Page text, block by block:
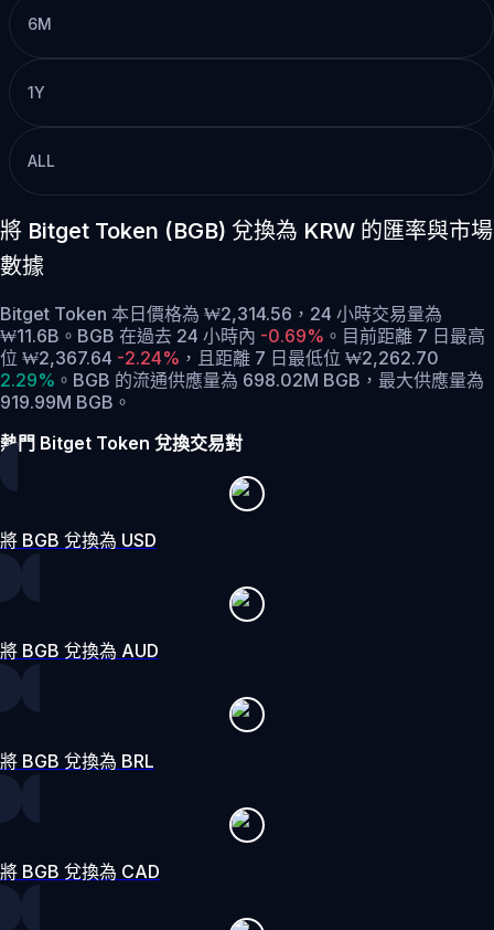
6M
1Y
ALL
將 Bitget Token (BGB) 兌換為 KRW 的匯率與市場
數據
Bitget Token 本日價格為 ₩2,314.56，24 小時交易量為
₩11.6B。BGB 在過去 24 小時內 -0.69% 。 目前距離 7 日最高
位 ₩2,367.64 -2.24% ， 且距離 7 日最低位 ₩2,262.70
2.29% 。 BGB 的流通供應量為 698.02M BGB，最大供應量為
919.99M BGB。
熱門 Bitget Token 兌換交易對
將 BGB 兌換為 USD
將 BGB 兌換為 AUD
將 BGB 兌換為 BRL
將 BGB 兌換為 CAD